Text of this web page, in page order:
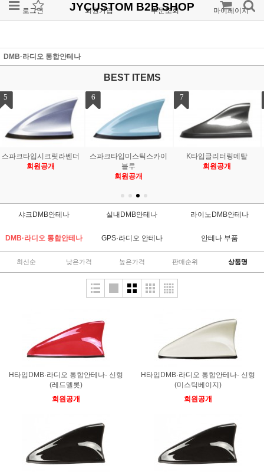
로그인 회원가입 주문조회 마이페이지
JYCUSTOM B2B SHOP
DMB·라디오 통합안테나
BEST ITEMS
K타입글리터링메탈
회원공개
GM타입스위치블레이드
실버
회원공개
GM타입플레시드그레이
회원공개
샤크DMB안테나 실내DMB안테나 라이노DMB안테나
DMB·라디오 통합안테나 GPS·라디오 안테나 안테나 부품
최신순 낮은가격 높은가격 판매순위 상품명
H타입DMB·라디오 통합안테나- 신형
(레드멜롯)
회원공개
H타입DMB·라디오 통합안테나- 신형
(미스틱베이지)
회원공개